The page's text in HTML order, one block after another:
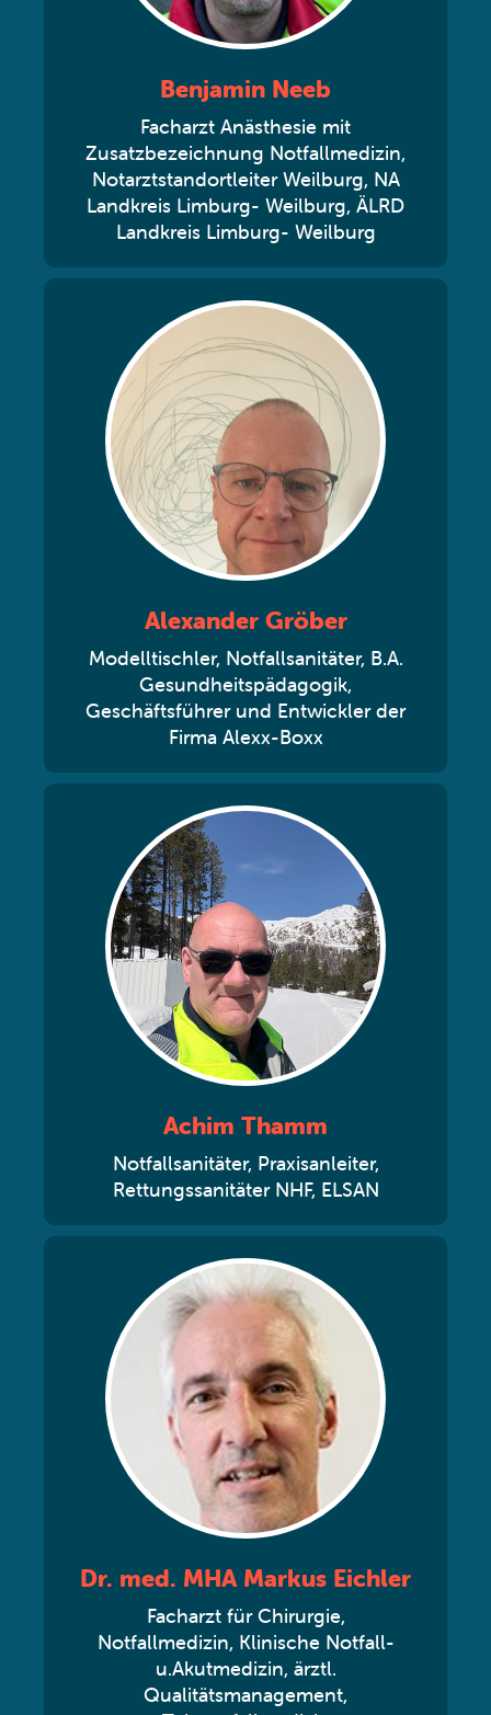
Benjamin Neeb
Facharzt Anästhesie mit
Zusatzbezeichnung Notfallmedizin,
Notarztstandortleiter Weilburg, NA
Landkreis Limburg- Weilburg, ÄLRD
Landkreis Limburg- Weilburg
Alexander Gröber
Modelltischler, Notfallsanitäter, B.A.
Gesundheitspädagogik,
Geschäftsführer und Entwickler der
Firma Alexx-Boxx
Achim Thamm
Notfallsanitäter, Praxisanleiter,
Rettungssanitäter NHF, ELSAN
Dr. med. MHA Markus Eichler
Facharzt für Chirurgie,
Notfallmedizin, Klinische Notfall-
u.Akutmedizin, ärztl.
Qualitätsmanagement,